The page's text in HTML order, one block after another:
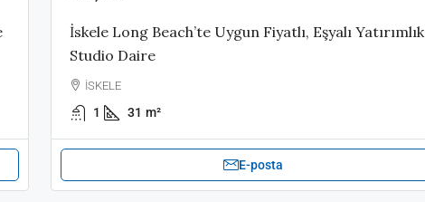
İskele Long Beach’te Uygun Fiyatlı, Eşyalı Yatırımlık
Studio Daire
İSKELE
1 31 m²
E-posta